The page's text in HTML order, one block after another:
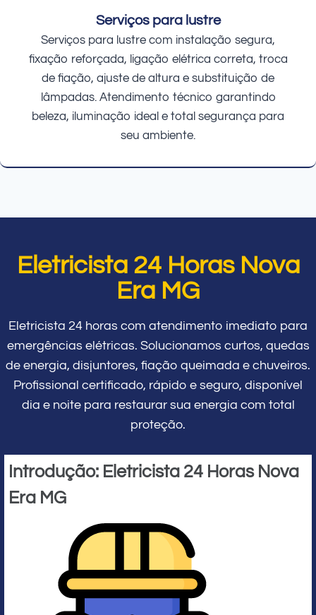
Serviços para lustre
Serviços para lustre com instalação segura,
fixação reforçada, ligação elétrica correta, troca
de fiação, ajuste de altura e substituição de
lâmpadas. Atendimento técnico garantindo
beleza, iluminação ideal e total segurança para
seu ambiente.
Eletricista 24 Horas Nova
Era MG
Eletricista 24 horas com atendimento imediato para
emergências elétricas. Solucionamos curtos, quedas
de energia, disjuntores, fiação queimada e chuveiros.
Profissional certificado, rápido e seguro, disponível
dia e noite para restaurar sua energia com total
proteção.
Introdução: Eletricista 24 Horas Nova
Era MG